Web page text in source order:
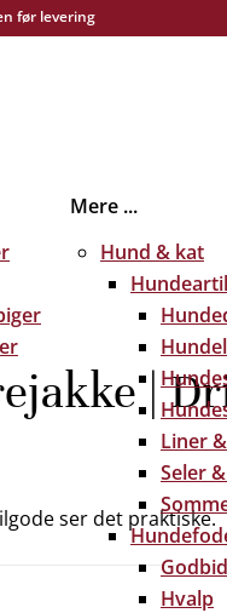
før levering
Mere ...
Hund & kat
Liner
Seler
Hvalp
|
ser det praktiske.